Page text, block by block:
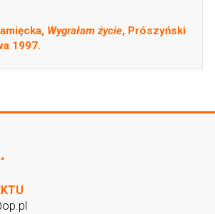
Wygrałam życie, Prószyński
1997.